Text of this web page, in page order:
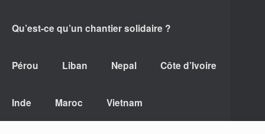
Qu’est-ce qu’un chantier solidaire ?
Pérou Liban Nepal Côte d’Ivoire
Inde Maroc Vietnam